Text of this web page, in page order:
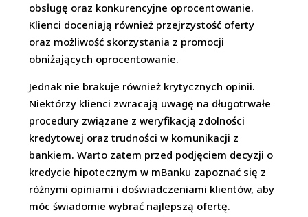
obsługę oraz konkurencyjne oprocentowanie.
Klienci doceniają również przejrzystość oferty
oraz możliwość skorzystania z promocji
obniżających oprocentowanie.
Jednak nie brakuje również krytycznych opinii.
Niektórzy klienci zwracają uwagę na długotrwałe
procedury związane z weryfikacją zdolności
kredytowej oraz trudności w komunikacji z
bankiem. Warto zatem przed podjęciem decyzji o
kredycie hipotecznym w mBanku zapoznać się z
różnymi opiniami i doświadczeniami klientów, aby
móc świadomie wybrać najlepszą ofertę.